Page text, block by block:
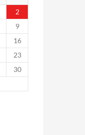
2
9
16
23
30